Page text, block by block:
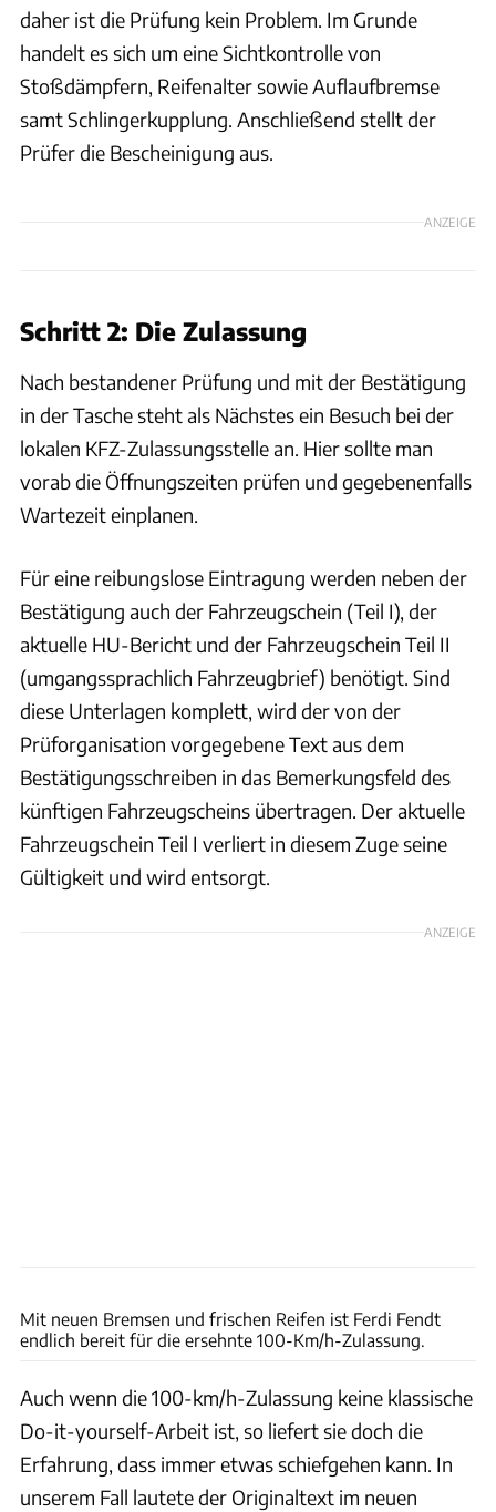
daher ist die Prüfung kein Problem. Im Grunde
handelt es sich um eine Sichtkontrolle von
Stoßdämpfern, Reifenalter sowie Auflaufbremse
samt Schlingerkupplung. Anschließend stellt der
Prüfer die Bescheinigung aus.
ANZEIGE
Schritt 2: Die Zulassung
Nach bestandener Prüfung und mit der Bestätigung
in der Tasche steht als Nächstes ein Besuch bei der
lokalen KFZ-Zulassungsstelle an. Hier sollte man
vorab die Öffnungszeiten prüfen und gegebenenfalls
Wartezeit einplanen.
Für eine reibungslose Eintragung werden neben der
Bestätigung auch der Fahrzeugschein (Teil I), der
aktuelle HU-Bericht und der Fahrzeugschein Teil II
(umgangssprachlich Fahrzeugbrief) benötigt. Sind
diese Unterlagen komplett, wird der von der
Prüforganisation vorgegebene Text aus dem
Bestätigungsschreiben in das Bemerkungsfeld des
künftigen Fahrzeugscheins übertragen. Der aktuelle
Fahrzeugschein Teil I verliert in diesem Zuge seine
Gültigkeit und wird entsorgt.
ANZEIGE
Mit neuen Bremsen und frischen Reifen ist Ferdi Fendt
endlich bereit für die ersehnte 100-Km/h-Zulassung.
Auch wenn die 100-km/h-Zulassung keine klassische
Do-it-yourself-Arbeit ist, so liefert sie doch die
Erfahrung, dass immer etwas schiefgehen kann. In
unserem Fall lautete der Originaltext im neuen